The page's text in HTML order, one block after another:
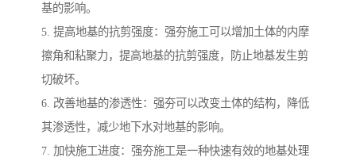
基的影响。
5. 提高地基的抗剪强度：强夯施工可以增加土体的内摩
擦角和粘聚力，提高地基的抗剪强度，防止地基发生剪
切破坏。
6. 改善地基的渗透性：强夯可以改变土体的结构，降低
其渗透性，减少地下水对地基的影响。
7. 加快施工进度：强夯施工是一种快速有效的地基处理